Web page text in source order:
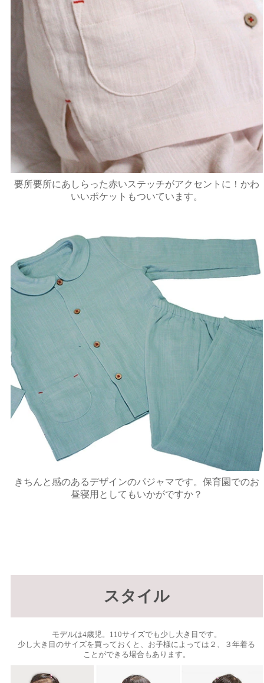
要所要所にあしらった赤いステッチがアクセントに！かわ
いいポケットもついています。
きちんと感のあるデザインのパジャマです。保育園でのお
昼寝用としてもいかがですか？
スタイル
モデルは4歳児。110サイズでも少し大き目です。
少し大き目のサイズを買っておくと、お子様によっては２、３年着る
ことができる場合もあります。